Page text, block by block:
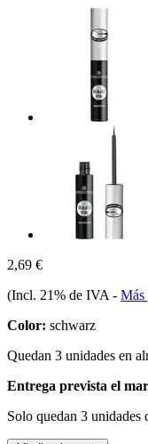
2,69 €
(Incl. 21% de IVA - Más
Color: schwarz
Quedan 3 unidades en
Entrega prevista el
Solo quedan 3 unidades